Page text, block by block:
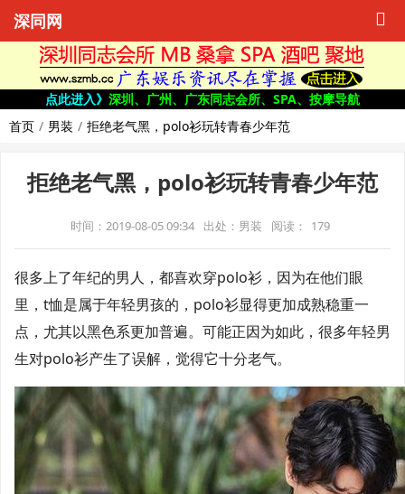
深同网
点此进入》 深圳、广州、广东同志会所、SPA、按摩导航
首页
男装 拒绝老气黑，polo衫玩转青春少年范
拒绝老气黑，polo衫玩转青春少年范
时间：2019-08-05 09:34 出处：男装 阅读： 179
很多上了年纪的男人，都喜欢穿polo衫，因为在他们眼
里，t恤是属于年轻男孩的，polo衫显得更加成熟稳重一
点，尤其以黑色系更加普遍。可能正因为如此，很多年轻男
生对polo衫产生了误解，觉得它十分老气。